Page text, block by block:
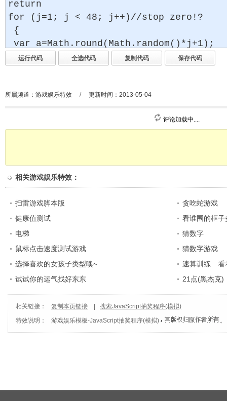
所属频道： 游戏娱乐特效 / 更新时间：2013-05-04
评论加载中....
相关游戏娱乐特效 ：
扫雷游戏脚本版
贪吃蛇游戏
健康值测试
看谁围的框子
电梯
猜数字
鼠标点击速度测试游戏
猜数字游戏
选择喜欢的女孩子类型噢~
速算训练 看
试试你的运气找好东东
21点(黑杰克)
相关链接： 复制本页链接
搜索JavaScript抽奖程序(模拟)
特效说明：
游戏娱乐模板-JavaScript抽奖程序(模拟) 。